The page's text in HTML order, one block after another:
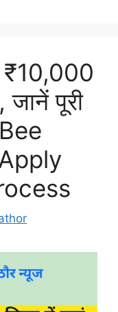
₹10,000
पूरी